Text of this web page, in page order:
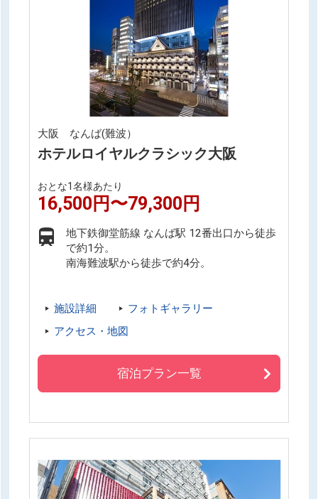
大阪 なんば(難波）
ホテルロイヤルクラシック大阪
おとな1名様あたり
16,500円〜79,300円
地下鉄御堂筋線 なんば駅 12番出口から徒歩
で約1分。
南海難波駅から徒歩で約4分。
施設詳細
フォトギャラリー
アクセス・地図
宿泊プラン一覧